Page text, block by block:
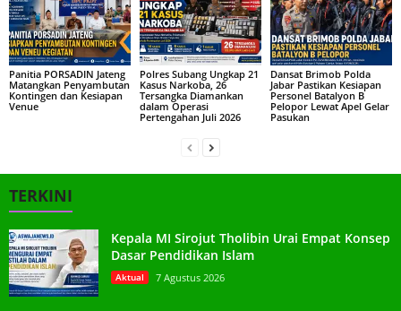
Panitia PORSADIN Jateng
Matangkan Penyambutan
Kontingen dan Kesiapan
Venue
Polres Subang Ungkap 21
Kasus Narkoba, 26
Tersangka Diamankan
dalam Operasi
Pertengahan Juli 2026
Dansat Brimob Polda
Jabar Pastikan Kesiapan
Personel Batalyon B
Pelopor Lewat Apel Gelar
Pasukan
TERKINI
Kepala MI Sirojut Tholibin Urai Empat Konsep
Dasar Pendidikan Islam
Aktual 7 Agustus 2026